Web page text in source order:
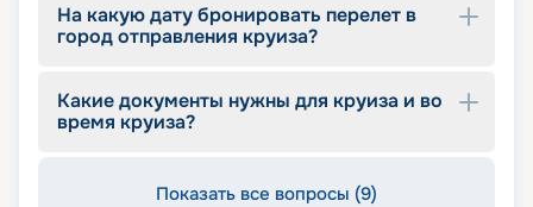
На какую дату бронировать перелет в
город отправления круиза?
Какие документы нужны для круиза и во
время круиза?
Показать все вопросы (9)